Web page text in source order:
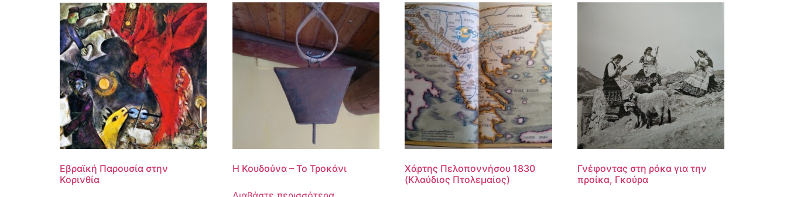
Εβραϊκή Παρουσία στην
Κορινθία
Η Κουδούνα – Το Τροκάνι
Χάρτης Πελοποννήσου 1830
(Κλαύδιος Πτολεμαίος)
Γνέφοντας στη ρόκα για την
προίκα, Γκούρα